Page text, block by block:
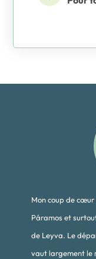
Mon coup de cœur
Páramos et
de Leyva. Le
vaut largement le